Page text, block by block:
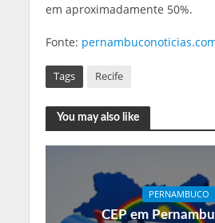
em aproximadamente 50%.
Fonte:
Tags Recife
You may also like
PERNAMBUCO
CEP em